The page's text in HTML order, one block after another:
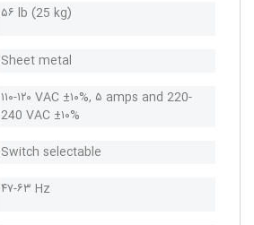
۵۶ lb (25 kg)
Sheet metal
۱۱۰-۱۲۰ VAC ±۱۰%, ۵ amps and 220-
240 VAC ±۱۰%
Switch selectable
۴۷-۶۳ Hz